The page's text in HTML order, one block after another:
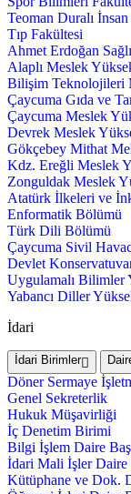
Teoman Duralı
Tıp Fakültesi
Ahmet Erdoğan
Alaplı Meslek
Bilişim Teknolojileri
Çaycuma Gıda ve
Çaycuma Meslek
Devrek Meslek
Gökçebey Mithat
Kdz. Ereğli Meslek
Zonguldak Meslek
Atatürk İlkeleri ve
Enformatik Bölümü
Türk Dili Bölümü
Çaycuma Sivil
Devlet
Uygulamalı Bilimler
Yabancı Diller
İdari
İdari Birimler
Döner Sermaye
Genel Sekreterlik
Hukuk Müşavirliği
İç Denetim Birimi
Bilgi İşlem Daire
İdari Mali İşler Daire
Kütüphane ve Dok.